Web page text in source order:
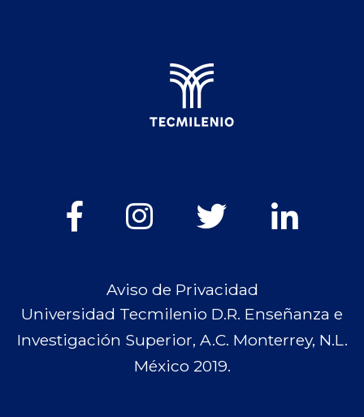
Aviso de Privacidad
Universidad Tecmilenio D.R. Enseñanza e
Investigación Superior, A.C. Monterrey, N.L.
México 2019.